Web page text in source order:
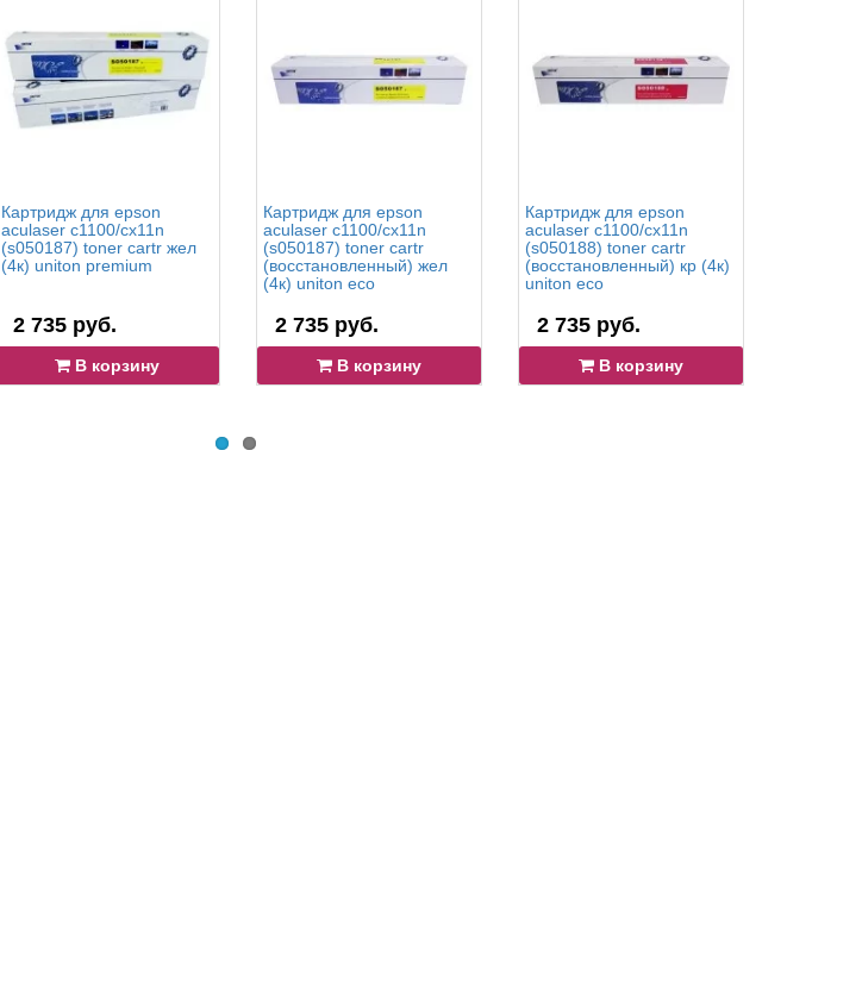
Картридж для epson
aculaser c1100/cx11n
(s050187) toner cartr жел
(4к) uniton premium
2 735 руб.
В корзину
Картридж для epson
aculaser c1100/cx11n
(s050187) toner cartr
(восстановленный) жел
(4к) uniton eco
2 735 руб.
В корзину
Картридж для epson
aculaser c1100/cx11n
(s050188) toner cartr
(восстановленный) кр (4к)
uniton eco
2 735 руб.
В корзину